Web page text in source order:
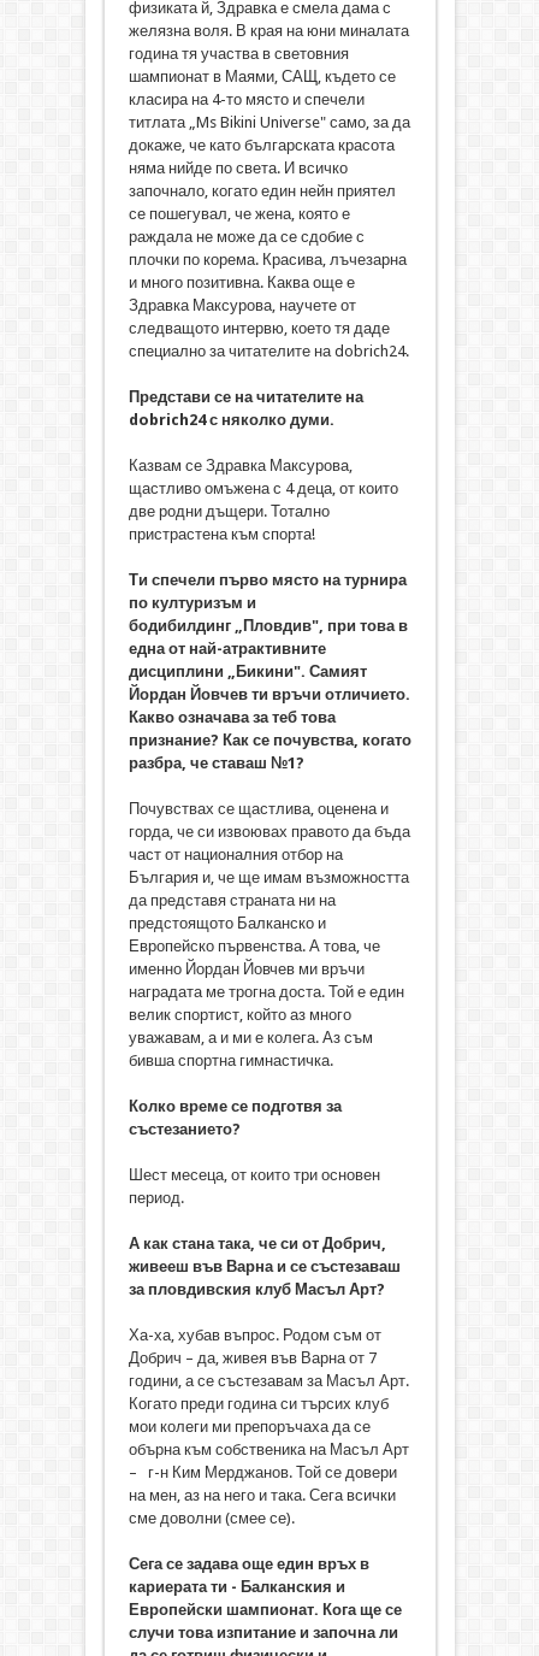
физиката й, Здравка е смела дама с
желязна воля. В края на юни миналата
година тя участва в световния
шампионат в Маями, САЩ, където се
класира на 4-то място и спечели
титлата „Ms Bikini Universe" само, за да
докаже, че като българската красота
няма нийде по света. И всичко
започнало, когато един нейн приятел
се пошегувал, че жена, която е
раждала не може да се сдобие с
плочки по корема. Красива, лъчезарна
и много позитивна. Каква още е
Здравка Максурова, научете от
следващото интервю, което тя даде
специално за читателите на dobrich24.
Представи се на читателите на
dobrich24 с няколко думи.
Казвам се Здравка Максурова,
щастливо омъжена с 4 деца, от които
две родни дъщери. Тотално
пристрастена към спорта!
Ти спечели първо място на турнира
по културизъм и
бодибилдинг „Пловдив", при това в
една от най-атрактивните
дисциплини „Бикини". Самият
Йордан Йовчев ти връчи отличието.
Какво означава за теб това
признание? Как се почувства, когато
разбра, че ставаш №1?
Почувствах се щастлива, оценена и
горда, че си извоювах правото да бъда
част от националния отбор на
България и, че ще имам възможността
да представя страната ни на
предстоящото Балканско и
Европейско първенства. А това, че
именно Йордан Йовчев ми връчи
наградата ме трогна доста. Той е един
велик спортист, който аз много
уважавам, а и ми е колега. Аз съм
бивша спортна гимнастичка.
Колко време се подготвя за
състезанието?
Шест месеца, от които три основен
период.
А как стана така, че си от Добрич,
живееш във Варна и се състезаваш
за пловдивския клуб Масъл Арт?
Ха-ха, хубав въпрос. Родом съм от
Добрич – да, живея във Варна от 7
години, а се състезавам за Масъл Арт.
Когато преди година си търсих клуб
мои колеги ми препоръчаха да се
обърна към собственика на Масъл Арт
– г-н Ким Мерджанов. Той се довери
на мен, аз на него и така. Сега всички
сме доволни (смее се).
Сега се задава още един връх в
кариерата ти - Балканския и
Европейски шампионат. Кога ще се
случи това изпитание и започна ли